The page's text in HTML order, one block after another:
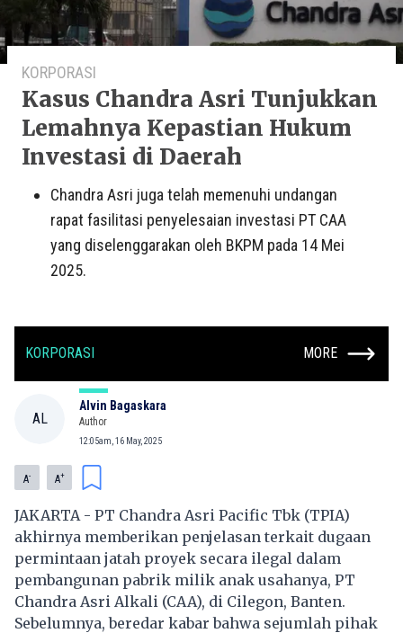
KORPORASI
Kasus Chandra Asri Tunjukkan
Lemahnya Kepastian Hukum
Investasi di Daerah
Chandra Asri juga telah memenuhi undangan
rapat fasilitasi penyelesaian investasi PT CAA
yang diselenggarakan oleh BKPM pada 14 Mei
2025.
KORPORASI MORE
AL
Alvin Bagaskara
Author
12:05am, 16 May, 2025
A- A+
JAKARTA - PT Chandra Asri Pacific Tbk (TPIA)
akhirnya memberikan penjelasan terkait dugaan
permintaan jatah proyek secara ilegal dalam
pembangunan pabrik milik anak usahanya, PT
Chandra Asri Alkali (CAA), di Cilegon, Banten.
Sebelumnya, beredar kabar bahwa sejumlah pihak